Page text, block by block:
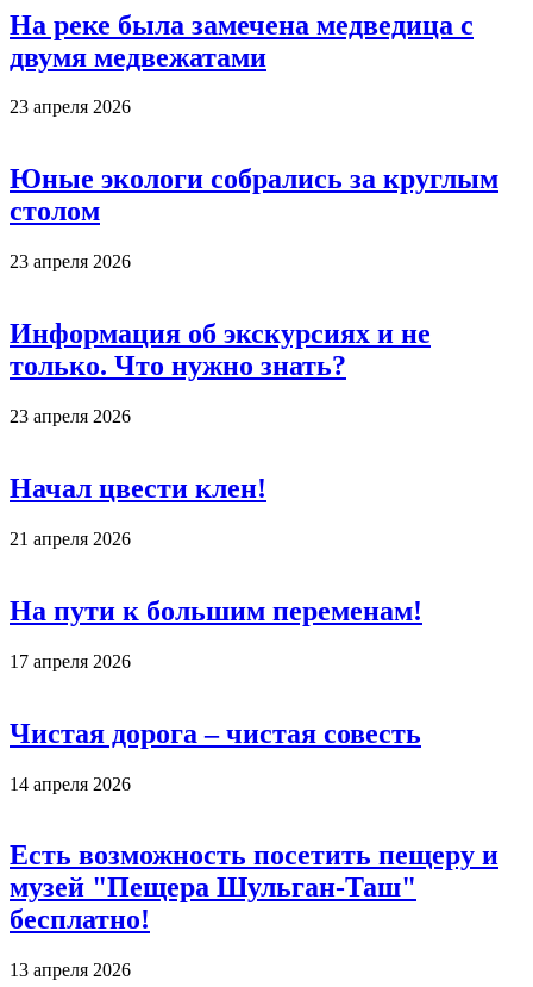
На реке была замечена медведица с
двумя медвежатами
23 апреля 2026
Юные экологи собрались за круглым
столом
23 апреля 2026
Информация об экскурсиях и не
только. Что нужно знать?
23 апреля 2026
Начал цвести клен!
21 апреля 2026
На пути к большим переменам!
17 апреля 2026
Чистая дорога – чистая совесть
14 апреля 2026
Есть возможность посетить пещеру и
музей "Пещера Шульган-Таш"
бесплатно!
13 апреля 2026